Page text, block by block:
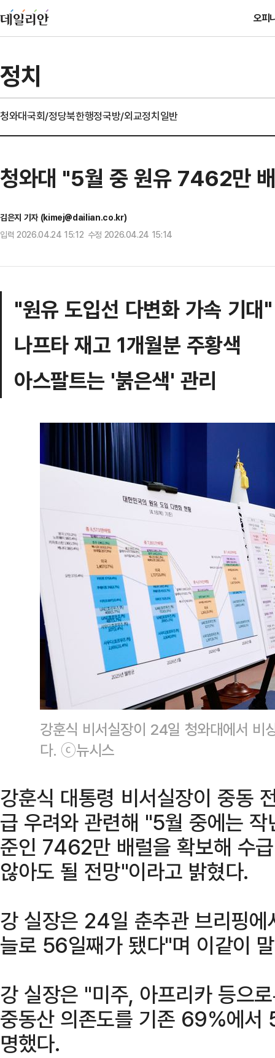
오피
정치
청와대국회/정당북한행정국방/외교정치일반
청와대 "5월 중 원유 7462만
김은지 기자 (kimej@dailian.co.kr)
입력 2026.04.24 15:12 수정 2026.04.24 15:14
"원유 도입선 다변화 가속 기대"
나프타 재고 1개월분 주황색
아스팔트는 '붉은색' 관리
강훈식 비서실장이 24일 청와대에서 비
다. ⓒ뉴시스
강훈식 대통령 비서실장이 중동
급 우려와 관련해 "5월 중에는
준인 7462만 배럴을 확보해 수
않아도 될 전망"이라고 밝혔다.
강 실장은 24일 춘추관 브리핑
늘로 56일째가 됐다"며 이같이
강 실장은 "미주, 아프리카 등으
중동산 의존도를 기존 69%에
명했다.